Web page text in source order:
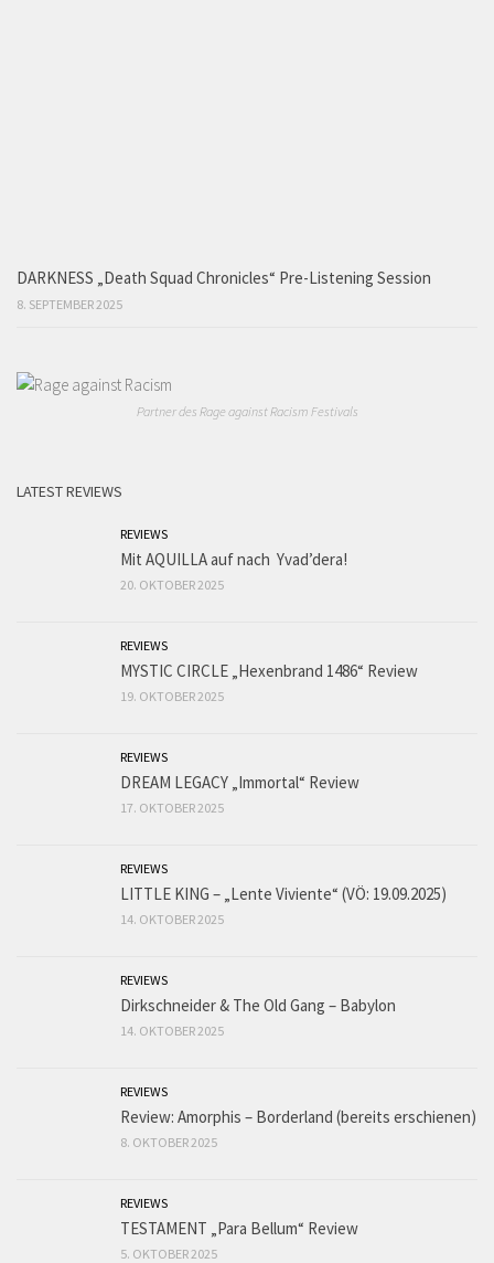
DARKNESS „Death Squad Chronicles“ Pre-Listening Session
8. SEPTEMBER 2025
Partner des Rage against Racism Festivals
LATEST REVIEWS
REVIEWS
Mit AQUILLA auf nach Yvad’dera!
20. OKTOBER 2025
REVIEWS
MYSTIC CIRCLE „Hexenbrand 1486“ Review
19. OKTOBER 2025
REVIEWS
DREAM LEGACY „Immortal“ Review
17. OKTOBER 2025
REVIEWS
LITTLE KING – „Lente Viviente“ (VÖ: 19.09.2025)
14. OKTOBER 2025
REVIEWS
Dirkschneider & The Old Gang – Babylon
14. OKTOBER 2025
REVIEWS
Review: Amorphis – Borderland (bereits erschienen)
8. OKTOBER 2025
REVIEWS
TESTAMENT „Para Bellum“ Review
5. OKTOBER 2025